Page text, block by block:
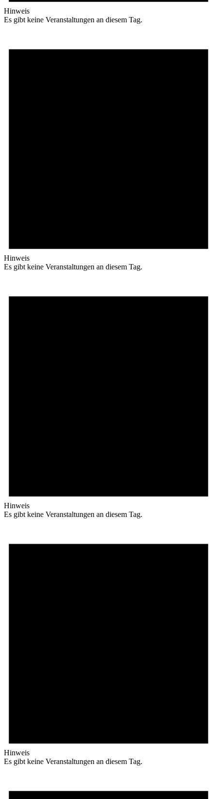
Hinweis
Es gibt keine Veranstaltungen an diesem Tag.
Hinweis
Es gibt keine Veranstaltungen an diesem Tag.
Hinweis
Es gibt keine Veranstaltungen an diesem Tag.
Hinweis
Es gibt keine Veranstaltungen an diesem Tag.